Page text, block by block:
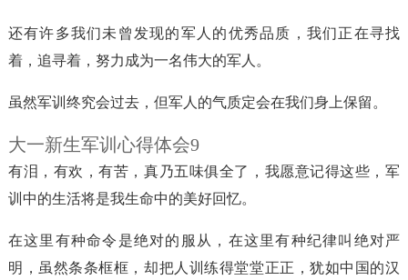
还有许多我们未曾发现的军人的优秀品质，我们正在寻找
着，追寻着，努力成为一名伟大的军人。
虽然军训终究会过去，但军人的气质定会在我们身上保留。
大一新生军训心得体会9
有泪，有欢，有苦，真乃五味俱全了，我愿意记得这些，军
训中的生活将是我生命中的美好回忆。
在这里有种命令是绝对的服从，在这里有种纪律叫绝对严
明，虽然条条框框，却把人训练得堂堂正正，犹如中国的汉